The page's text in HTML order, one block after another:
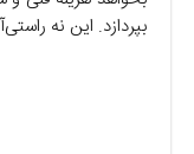
بپردازد. این نه